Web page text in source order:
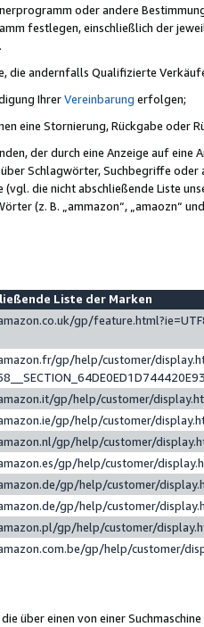
oder andere
festlegen, einschließlich der
die andernfalls Qualifizierte
IhrerVereinbarung erfolgen;
eine Stornierung, Rückgabe oder
der durch eine Anzeige auf
Schlagwörter, Suchbegriffe
die nicht abschließende Liste
(z. B. „ammazon“, „amaozn“
Liste der Marken
gp/
gp/help/customer/
gp/help/customer/
gp/help/customer/
gp/help/customer/
gp/help/customer/
gp/help/customer/
gp/help/customer/
gp/help/customer/
gp/help/customer/
über einen von einer